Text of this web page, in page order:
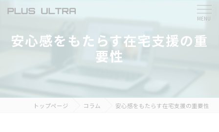
安心感をもたらす在宅支援の重
要性
トップページ コラム 安心感をもたらす在宅支援の重要性